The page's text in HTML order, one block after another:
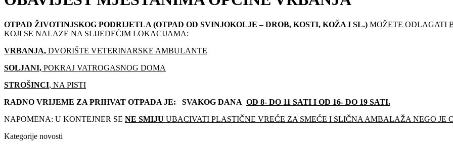
OTPAD ŽIVOTINJSKOG PODRIJETLA (OTPAD OD SVINJOKOLJE – DROB, KOSTI, KOŽA I SL.) MOŽETE ODLAGATI
KOJI SE NALAZE NA SLIJEDEĆIM LOKACIJAMA:
VRBANJA, DVORIŠTE VETERINARSKE AMBULANTE
SOLJANI, POKRAJ VATROGASNOG DOMA
STROŠINCI, NA PISTI
RADNO VRIJEME ZA PRIHVAT OTPADA JE: SVAKOG DANA OD 8- DO 11 SATI I OD 16- DO 19 SATI.
NAPOMENA: U KONTEJNER SE NE SMIJU UBACIVATI PLASTIČNE VREĆE ZA SMEĆE I SLIČNA AMBALAŽA NEGO JE
Kategorije novosti